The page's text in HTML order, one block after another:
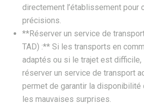
directement l’établissement pour
précisions.
**Réserver un service de
TAD) :** Si les transports en
adaptés ou si le trajet est
réserver un service de transport
permet de garantir la disponibilité
les mauvaises surprises.